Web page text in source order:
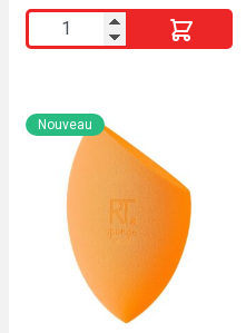
quantité
de
Healthy
Mix
Fatigue
Nouveau